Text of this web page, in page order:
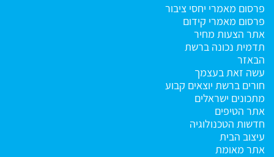
פרסום מאמרי יחסי ציבור
פרסום מאמרי קידום
אתר הצעות מחיר
תדמית נכונה ברשת
הבאזר
עשה זאת בעצמך
חורים ברשת יוצאים קבוע
מתכונים ישראלים
אתר הטיפים
חדשות הטכנולוגיה
עיצוב הבית
אתר מאומת